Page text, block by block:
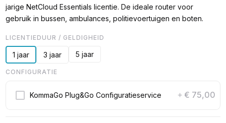
jarige NetCloud Essentials licentie. De ideale router voor
gebruik in bussen, ambulances, politievoertuigen en boten.
LICENTIEDUUR / GELDIGHEID
1 jaar 3 jaar 5 jaar
CONFIGURATIE
KommaGo Plug&Go Configuratieservice + € 75,00